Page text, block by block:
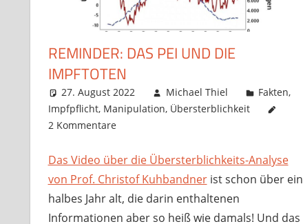
REMINDER: DAS PEI UND DIE
IMPFTOTEN
27. August 2022 Michael Thiel Fakten,
Impfpflicht, Manipulation, Übersterblichkeit
2 Kommentare
Das Video über die Übersterblichkeits-Analyse
von Prof. Christof Kuhbandnerist schon über ein
halbes Jahr alt, die darin enthaltenen
Informationen aber so heiß wie damals! Und das